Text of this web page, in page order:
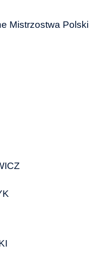
Mistrzostwa Polski